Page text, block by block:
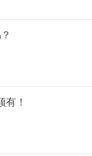
！